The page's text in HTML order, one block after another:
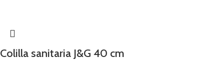
Colilla sanitaria J&G 40 cm